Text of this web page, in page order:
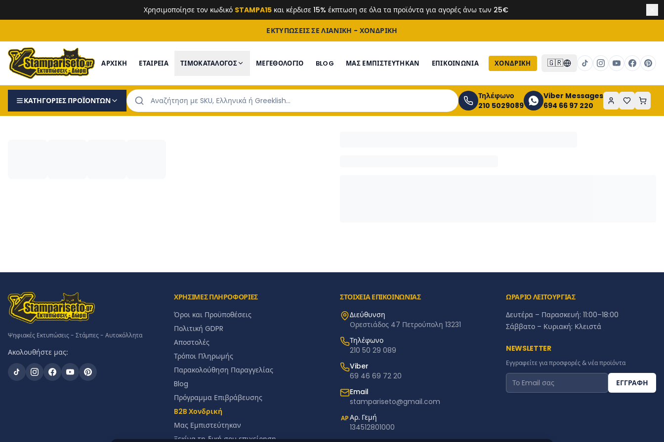
Χρησιμοποίησε τον κωδικό STAMPA15 και κέρδισε 15% έκπτωση σε όλα τα προϊόντα για αγορές άνω των 25€
ΕΚΤΥΠΩΣΕΙΣ ΣΕ ΛΙΑΝΙΚΗ - ΧΟΝΔΡΙΚΗ
ΑΡΧΙΚΗ ΕΤΑΙΡΕΙΑ ΤΙΜΟΚΑΤΑΛΟΓΟΣ ΜΕΓΕΘΟΛΟΓΙΟ BLOG ΜΑΣ ΕΜΠΙΣΤΕΎΤΗΚΑΝ ΕΠΙΚΟΙΝΩΝΙΑ ΧΟΝΔΡΙΚΉ 🇬🇷
ΚΑΤΗΓΟΡΙΕΣ ΠΡΟΪΟΝΤΩΝ
Τηλέφωνο
210 5029089
Viber Messages
694 66 97 220
Ψηφιακές Εκτυπώσεις - Στάμπες - Αυτοκόλλητα
Ακολουθήστε μας:
ΧΡΗΣΙΜΕΣ ΠΛΗΡΟΦΟΡΙΕΣ
Όροι και Προϋποθέσεις
Πολιτική GDPR
Αποστολές
Τρόποι Πληρωμής
Παρακολούθηση Παραγγελίας
Blog
Πρόγραμμα Επιβράβευσης
B2B Χονδρική
Μας Εμπιστεύτηκαν
Ξεκίνα τη δική σου επιχείρηση
ΣΤΟΙΧΕΙΑ ΕΠΙΚΟΙΝΩΝΙΑΣ
Διεύθυνση
Ορεστιάδος 47 Πετρούπολη 13231
Τηλέφωνο
210 50 29 089
Viber
69 46 69 72 20
Email
stampariseto@gmail.com
ΑΡΑρ. Γεμή
134512801000
ΩΡΑΡΙΟ ΛΕΙΤΟΥΡΓΙΑΣ
Δευτέρα – Παρασκευή: 11:00–18:00
Σάββατο – Κυριακή: Κλειστά
NEWSLETTER
Εγγραφείτε για προσφορές & νέα προϊόντα
ΕΓΓΡΑΦΗ